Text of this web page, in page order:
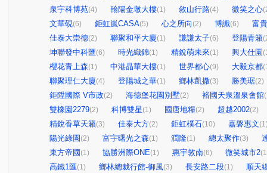
泉宇科博苑(4) 翰陽金墩大樓(1) 敘山行路(4) 微笑之心
文華硯(6) 鉅虹嵐CASA(5) 心之所向 (2) 博識(6)
富
佳泰大崇德(2) 聯聚和平大廈(1) 謙謙太子(6) 登陽青籟
坤聯發中科匯(6) 時光織錦(1) 精銳萌未來(1) 興大仕園
櫻花青上森(1) 中港晶華大樓(1) 世界都心(9) 大毅京都
聯聚理仁大廈(4) 登陽城之華(1) 鄉林凱撒(3) 勝美琚(2)
鉅陞國際 V市政(2) 海德堡花園別墅(2) 裕國天泉溫泉會館
雙橡園2279(2) 科博雙星(1) 國唐地糧(2) 超越2002(2)
精銳香草天籟(3) 佳泰大方(2) 鉅虹樸石(10) 嘉磐惠文
陽光綠園 (2) 富宇曙光之森(1) 潤隆(1) 總太聚作(3)
東方帝國 (1) 協勝洲際ONE(1) 惠宇敦南(6) 微笑城市2
高鐵1匯(1) 鄉林總裁行館-御風(3) 長安路二段(1)
順天